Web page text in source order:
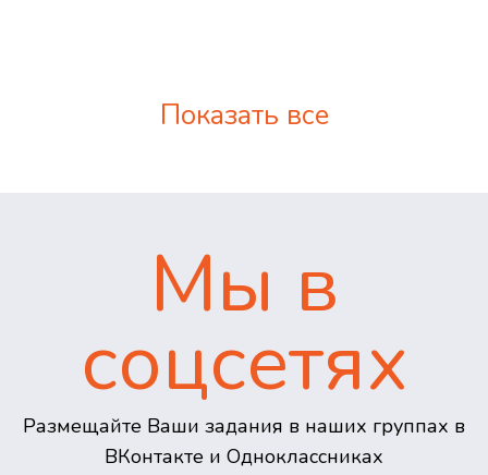
Показать все
Мы в
соцсетях
Размещайте Ваши задания в наших группах в
ВКонтакте и Одноклассниках